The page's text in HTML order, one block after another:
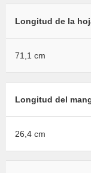
Longitud de la
71,1 cm
Longitud del
26,4 cm